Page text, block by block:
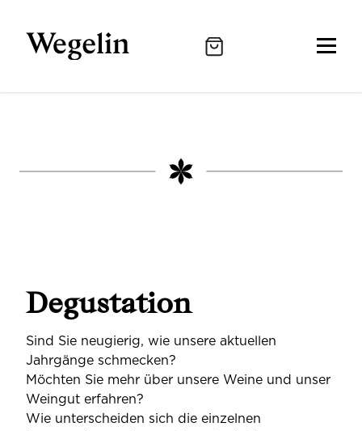
Degustation
Sind Sie neugierig, wie unsere aktuellen
Jahrgänge schmecken?
Möchten Sie mehr über unsere Weine und unser
Weingut erfahren?
Wie unterscheiden sich die einzelnen